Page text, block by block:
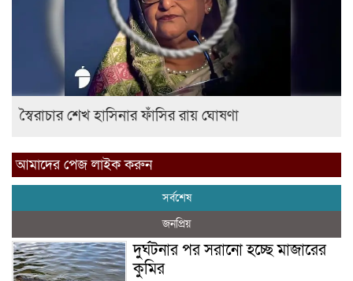
স্বৈরাচার শেখ হাসিনার ফাঁসির রায় ঘোষণা
আমাদের পেজ লাইক করুন
সর্বশেষ
জনপ্রিয়
দুর্ঘটনার পর সরানো হচ্ছে মাজারের
কুমির